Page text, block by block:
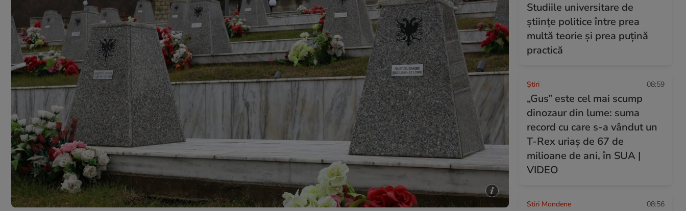
Studiile universitare de
științe politice între prea
multă teorie și prea puțină
practică
Ştiri 08:59
„Gus” este cel mai scump
dinozaur din lume: suma
record cu care s-a vândut un
T-Rex uriaș de 67 de
milioane de ani, în SUA |
VIDEO
Stiri Mondene 08:56